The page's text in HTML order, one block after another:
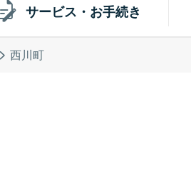
サービス・お手続き
西川町